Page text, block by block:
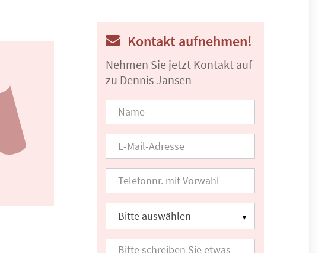
Kontakt aufnehmen!
Nehmen Sie jetzt Kontakt auf
zu Dennis Jansen